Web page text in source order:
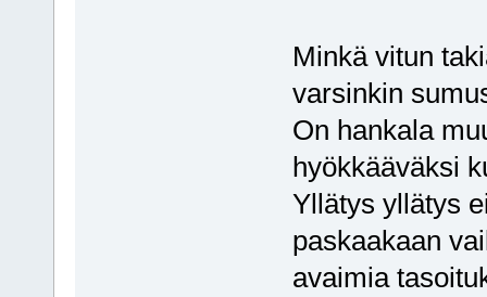
Minkä vitun
varsinkin
On hankala
hyökkääväksi
Yllätys yllätys
paskaakaan
avaimia